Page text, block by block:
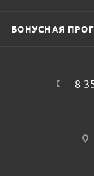
БОНУСНАЯ
8